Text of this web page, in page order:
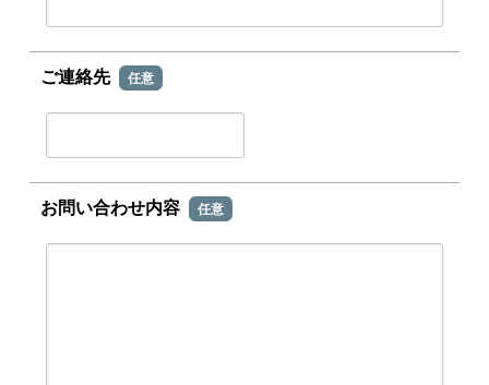
ご連絡先 任意
お問い合わせ内容 任意